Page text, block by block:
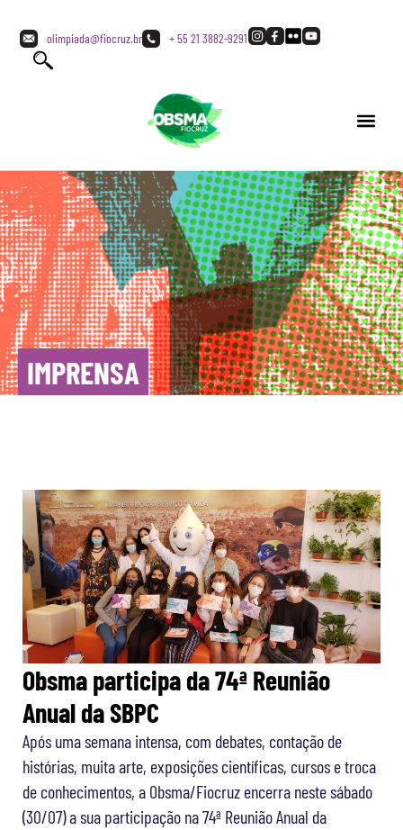
olimpiada@fiocruz.br + 55 21 3882-9291
IMPRENSA
Obsma participa da 74ª Reunião
Anual da SBPC
Após uma semana intensa, com debates, contação de
histórias, muita arte, exposições científicas, cursos e troca
de conhecimentos, a Obsma/Fiocruz encerra neste sábado
(30/07) a sua participação na 74ª Reunião Anual da